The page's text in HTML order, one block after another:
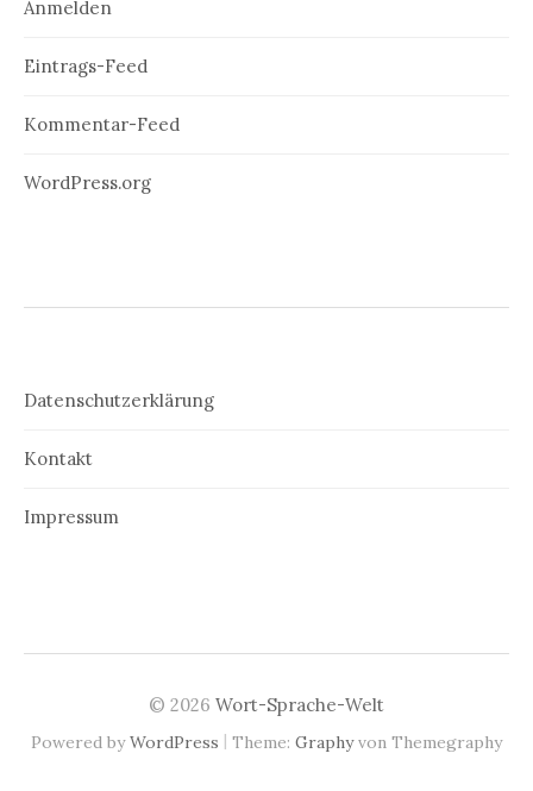
Anmelden
Eintrags-Feed
Kommentar-Feed
WordPress.org
Datenschutzerklärung
Kontakt
Impressum
© 2026 Wort-Sprache-Welt
Powered byWordPress | Theme: Graphyvon Themegraphy